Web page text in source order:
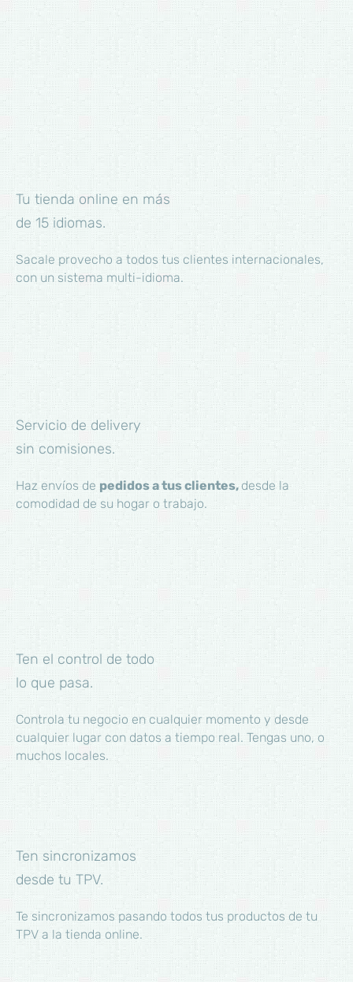
Tu tienda online en más
de 15 idiomas.
Sacale provecho a todos tus clientes internacionales,
con un sistema multi-idioma.
Servicio de delivery
sin comisiones.
Haz envíos de pedidos a tus clientes,desde la
comodidad de su hogar o trabajo.
Ten el control de todo
lo que pasa.
Controla tu negocio en cualquier momento y desde
cualquier lugar con datos a tiempo real. Tengas uno, o
muchos locales.
Ten sincronizamos
desde tu TPV.
Te sincronizamos pasando todos tus productos de tu
TPV a la tienda online.